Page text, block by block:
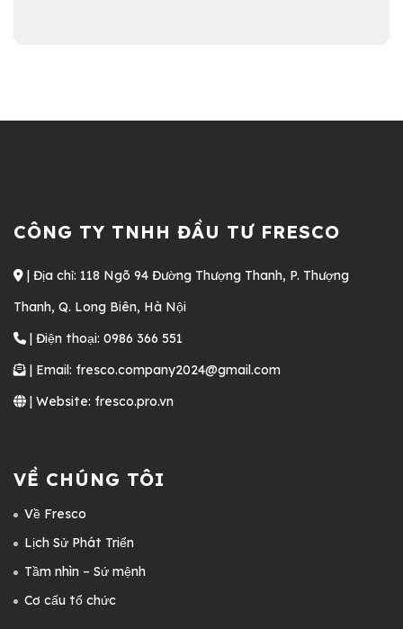
CÔNG TY TNHH ĐẦU TƯ FRESCO
| Địa chỉ: 118 Ngõ 94 Đường Thượng Thanh, P. Thượng
Thanh, Q. Long Biên, Hà Nội
| Điện thoại: 0986 366 551
| Email: fresco.company2024@gmail.com
| Website: fresco.pro.vn
VỀ CHÚNG TÔI
Về Fresco
Lịch Sử Phát Triển
Tầm nhìn – Sứ mệnh
Cơ cấu tổ chức